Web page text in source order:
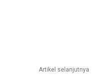
Artikel selanjutnya